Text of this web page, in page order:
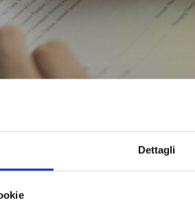
Dettagli
con
per qualsiasi azienda.
compromettere l’